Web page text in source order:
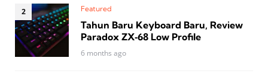
Featured
Tahun Baru Keyboard Baru, Review
Paradox ZX‑68 Low Profile
6 months ago